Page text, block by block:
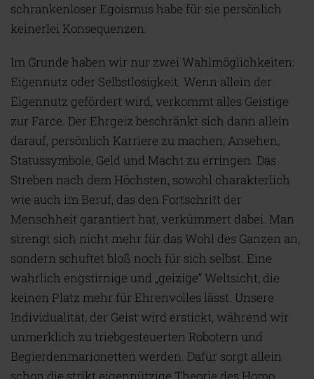
schrankenloser Egoismus habe für sie persönlich
keinerlei Konsequenzen.
Im Grunde haben wir nur zwei Wahlmöglichkeiten:
Eigennutz oder Selbstlosigkeit. Wenn allein der
Eigennutz gefördert wird, verkommt alles Geistige
zur Farce. Der Ehrgeiz beschränkt sich dann allein
darauf, persönlich Karriere zu machen; Ansehen,
Statussymbole, Geld und Macht zu erringen. Das
Streben nach dem Höchsten, sowohl charakterlich
wie auch im Beruf, das den Fortschritt der
Menschheit garantiert hat, verkümmert dabei. Man
strengt sich nicht mehr für das Wohl des Ganzen an,
sondern schuftet bloß noch für sich selbst. Eine
wahrlich engstirnige und „geizige“ Weltsicht, die
keinen Platz mehr für Ehrenvolles lässt. Unsere
Individualität, der Geist wird erstickt, während wir
unmerklich zu triebgesteuerten Robotern und
Begierdenmarionetten werden. Dafür sorgt allein